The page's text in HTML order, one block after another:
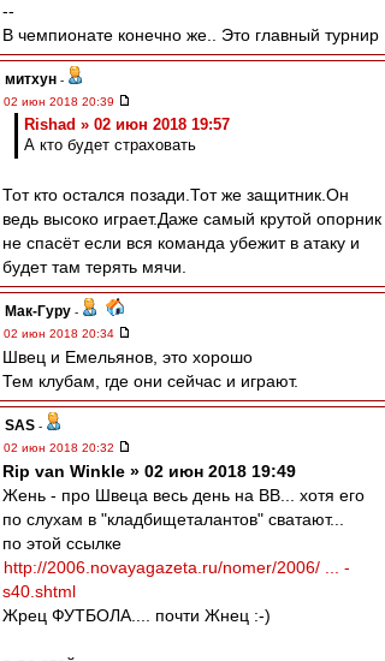
--
В чемпионате конечно же.. Это главный турнир
митхун -
02 июн 2018 20:39
Rishad » 02 июн 2018 19:57
А кто будет страховать
Тот кто остался позади.Тот же защитник.Он
ведь высоко играет.Даже самый крутой опорник
не спасёт если вся команда убежит в атаку и
будет там терять мячи.
Мак-Гуру -
02 июн 2018 20:34
Швец и Емельянов, это хорошо
Тем клубам, где они сейчас и играют.
SAS -
02 июн 2018 20:32
Rip van Winkle » 02 июн 2018 19:49
Жень - про Швеца весь день на ВВ... хотя его
по слухам в "кладбищеталантов" сватают...
по этой ссылке
http://2006.novayagazeta.ru/nomer/2006/ ... -
s40.shtml
Жрец ФУТБОЛА.... почти Жнец :-)